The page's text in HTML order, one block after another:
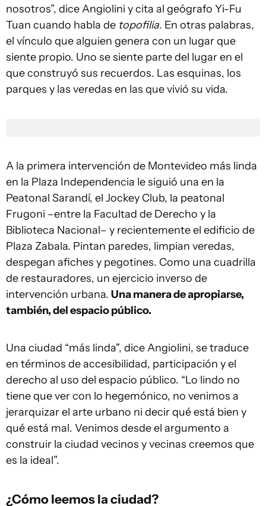
nosotros”, dice Angiolini y cita al geógrafo Yi-Fu
Tuan cuando habla de topofilia. En otras palabras,
el vínculo que alguien genera con un lugar que
siente propio. Uno se siente parte del lugar en el
que construyó sus recuerdos. Las esquinas, los
parques y las veredas en las que vivió su vida.
A la primera intervención de Montevideo más linda
en la Plaza Independencia le siguió una en la
Peatonal Sarandí, el Jockey Club, la peatonal
Frugoni –entre la Facultad de Derecho y la
Biblioteca Nacional– y recientemente el edificio de
Plaza Zabala. Pintan paredes, limpian veredas,
despegan afiches y pegotines. Como una cuadrilla
de restauradores, un ejercicio inverso de
intervención urbana. Una manera de apropiarse,
también, del espacio público.
Una ciudad “más linda", dice Angiolini, se traduce
en términos de accesibilidad, participación y el
derecho al uso del espacio público. “Lo lindo no
tiene que ver con lo hegemónico, no venimos a
jerarquizar el arte urbano ni decir qué está bien y
qué está mal. Venimos desde el argumento a
construir la ciudad vecinos y vecinas creemos que
es la ideal”.
¿Cómo leemos la ciudad?